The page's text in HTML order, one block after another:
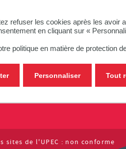
refuser les cookies après les avoir
en cliquant sur «
politique en matière de protection
Tout
Personnaliser
sites de l'UPEC : non conforme